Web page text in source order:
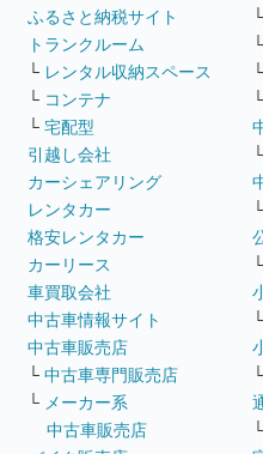
ふるさと納税サイト
トランクルーム
└ レンタル収納スペース
└ コンテナ
└ 宅配型
引越し会社
カーシェアリング
レンタカー
格安レンタカー
カーリース
車買取会社
中古車情報サイト
中古車販売店
└ 中古車専門販売店
└ メーカー系
中古車販売店
└
└
└
└
└
└
└
└
└
└